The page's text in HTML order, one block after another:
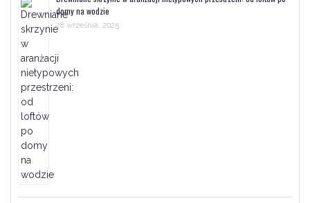
domy na wodzie
28 września, 2025